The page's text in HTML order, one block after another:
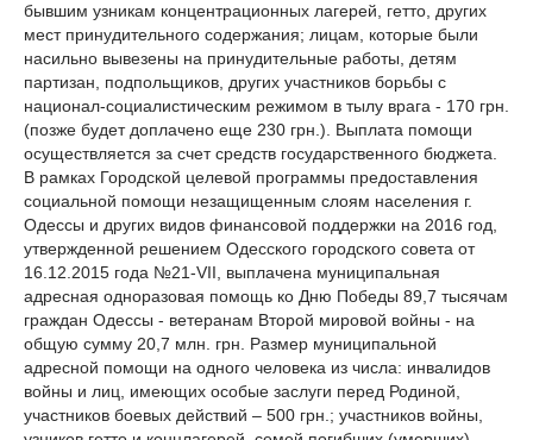
бывшим узникам концентрационных лагерей, гетто, других
мест принудительного содержания; лицам, которые были
насильно вывезены на принудительные работы, детям
партизан, подпольщиков, других участников борьбы с
национал-социалистическим режимом в тылу врага - 170 грн.
(позже будет доплачено еще 230 грн.). Выплата помощи
осуществляется за счет средств государственного бюджета.
В рамках Городской целевой программы предоставления
социальной помощи незащищенным слоям населения г.
Одессы и других видов финансовой поддержки на 2016 год,
утвержденной решением Одесского городского совета от
16.12.2015 года №21-VII, выплачена муниципальная
адресная одноразовая помощь ко Дню Победы 89,7 тысячам
граждан Одессы - ветеранам Второй мировой войны - на
общую сумму 20,7 млн. грн. Размер муниципальной
адресной помощи на одного человека из числа: инвалидов
войны и лиц, имеющих особые заслуги перед Родиной,
участников боевых действий – 500 грн.; участников войны,